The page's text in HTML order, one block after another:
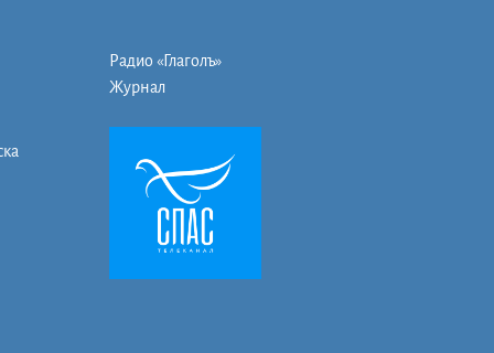
Радио «Глаголъ»
Журнал